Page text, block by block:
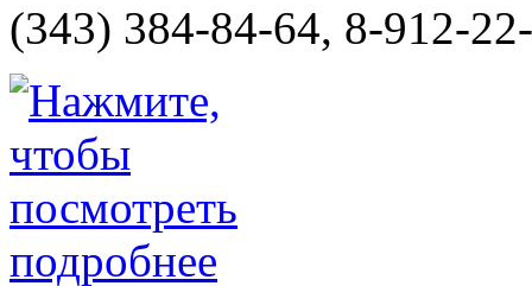
(343) 384-84-64, 8-912-